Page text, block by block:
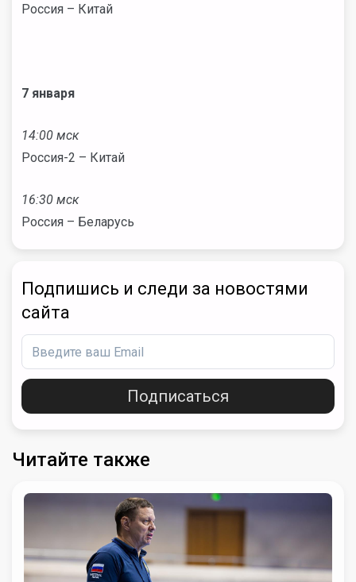
Россия – Китай
7 января
14:00 мск
Россия-2 – Китай
16:30 мск
Россия – Беларусь
Подпишись и следи за новостями
сайта
Подписаться
Читайте также